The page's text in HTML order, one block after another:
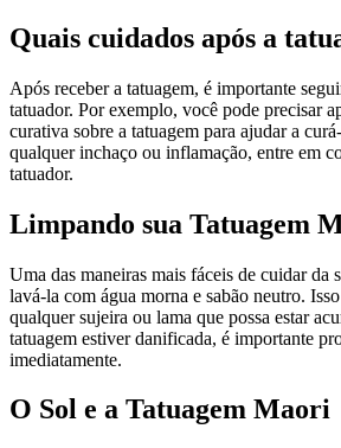
Quais cuidados após a
Após receber a tatuagem, é importante
tatuador. Por exemplo, você pode precisar
curativa sobre a tatuagem para ajudar a
qualquer inchaço ou inflamação, entre em
tatuador.
Limpando sua Tatuagem
Uma das maneiras mais fáceis de cuidar da
lavá-la com água morna e sabão neutro.
qualquer sujeira ou lama que possa estar
tatuagem estiver danificada, é importante
imediatamente.
O Sol e a Tatuagem Maori